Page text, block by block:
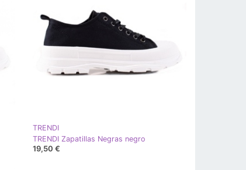
TRENDI
TRENDI Zapatillas Negras negro
19,50 €